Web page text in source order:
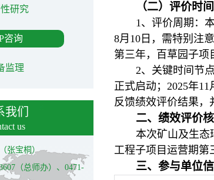
研究
咨询
监理
我们
us
张宝桐）
（总师办）、0471-
（二）评价时
1、评价周期：
8月10日，需特别注
第三年，百草园子项
2、关键时间节
正式启动；2025年
反馈绩效评价结果，
二、绩效评价
本次矿山及生态
工程子项目运营期第
三、参与单位